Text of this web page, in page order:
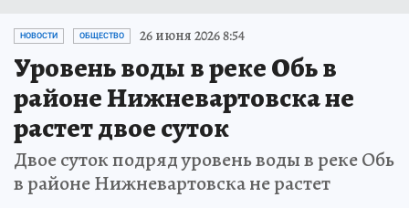
НОВОСТИ ОБЩЕСТВО 26 июня 2026 8:54
Уровень воды в реке Обь в
районе Нижневартовска не
растет двое суток
Двое суток подряд уровень воды в реке Обь